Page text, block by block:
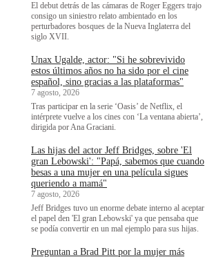
El debut detrás de las cámaras de Roger Eggers trajo
consigo un siniestro relato ambientado en los
perturbadores bosques de la Nueva Inglaterra del
siglo XVII.
Unax Ugalde, actor: "Si he sobrevivido
estos últimos años no ha sido por el cine
español, sino gracias a las plataformas"
7 agosto, 2026
Tras participar en la serie ‘Oasis’ de Netflix, el
intérprete vuelve a los cines con ‘La ventana abierta’,
dirigida por Ana Graciani.
Las hijas del actor Jeff Bridges, sobre 'El
gran Lebowski': "Papá, sabemos que cuando
besas a una mujer en una película sigues
queriendo a mamá"
7 agosto, 2026
Jeff Bridges tuvo un enorme debate interno al aceptar
el papel den 'El gran Lebowski' ya que pensaba que
se podía convertir en un mal ejemplo para sus hijas.
Preguntan a Brad Pitt por la mujer más